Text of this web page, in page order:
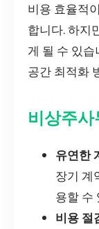
비용 효율적
합니다. 하지
게 될 수 있
공간 최적화
비상주
유연한
장기 계
용할 수
비용 절